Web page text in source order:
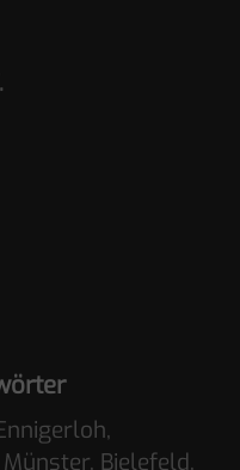
Bielefeld,